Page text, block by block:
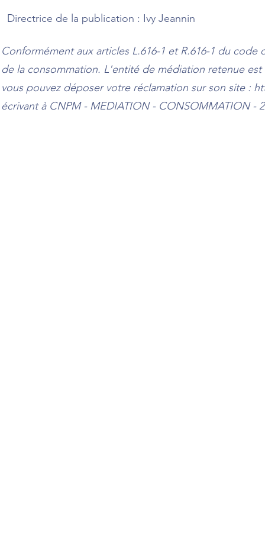
Conformément aux articles L.616-1 et R.616-1 du
de la consommation. L'entité de médiation retenue
vous pouvez déposer votre réclamation sur son site :
écrivant à CNPM - MEDIATION - CONSOMMATION -
Directrice de la publication : Ivy Jeannin